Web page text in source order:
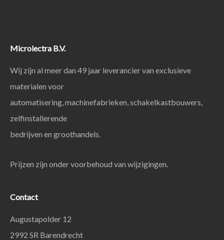
Microlectra B.V.
Wij zijn al meer dan 49 jaar leverancier van exclusieve
materialen voor
automatisering, machinefabrieken, schakelkastbouwers,
zelfinstallerende
bedrijven en groothandels.
Prijzen zijn onder voorbehoud van wijzigingen.
Contact
Augustapolder 12
2992 SR Barendrecht